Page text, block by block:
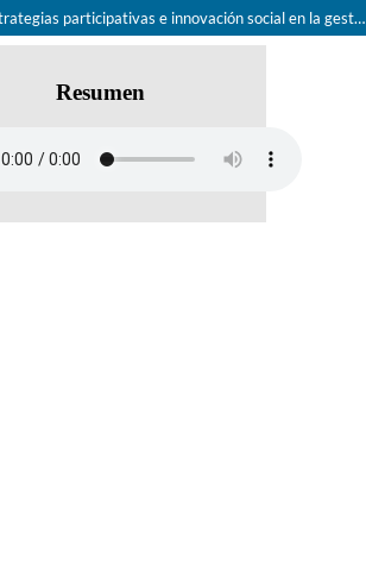
Integración de estrategias participativas e innovación social en la gestión y sostenibilidad de empresas turísticas: revisión sistemática